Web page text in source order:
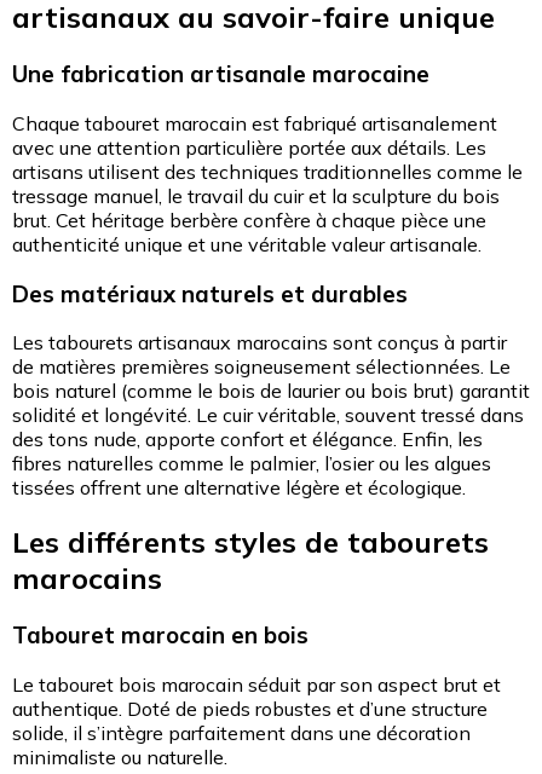
artisanaux au savoir-faire unique
Une fabrication artisanale marocaine
Chaque tabouret marocain est fabriqué artisanalement
avec une attention particulière portée aux détails. Les
artisans utilisent des techniques traditionnelles comme le
tressage manuel, le travail du cuir et la sculpture du bois
brut. Cet héritage berbère confère à chaque pièce une
authenticité unique et une véritable valeur artisanale.
Des matériaux naturels et durables
Les tabourets artisanaux marocains sont conçus à partir
de matières premières soigneusement sélectionnées. Le
bois naturel (comme le bois de laurier ou bois brut) garantit
solidité et longévité. Le cuir véritable, souvent tressé dans
des tons nude, apporte confort et élégance. Enfin, les
fibres naturelles comme le palmier, l’osier ou les algues
tissées offrent une alternative légère et écologique.
Les différents styles de tabourets
marocains
Tabouret marocain en bois
Le tabouret bois marocain séduit par son aspect brut et
authentique. Doté de pieds robustes et d’une structure
solide, il s’intègre parfaitement dans une décoration
minimaliste ou naturelle.